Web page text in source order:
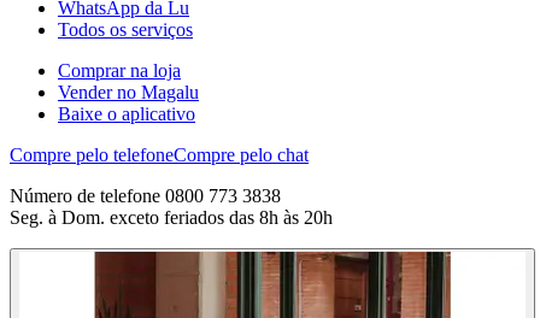
WhatsApp da Lu
Todos os serviços
Comprar na loja
Vender no Magalu
Baixe o aplicativo
Compre pelo telefoneCompre pelo chat
Número de telefone 0800 773 3838
Seg. à Dom. exceto feriados das 8h às 20h